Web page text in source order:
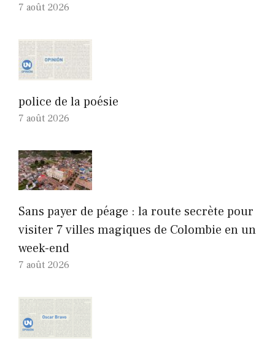
7 août 2026
police de la poésie
7 août 2026
Sans payer de péage : la route secrète pour
visiter 7 villes magiques de Colombie en un
week-end
7 août 2026